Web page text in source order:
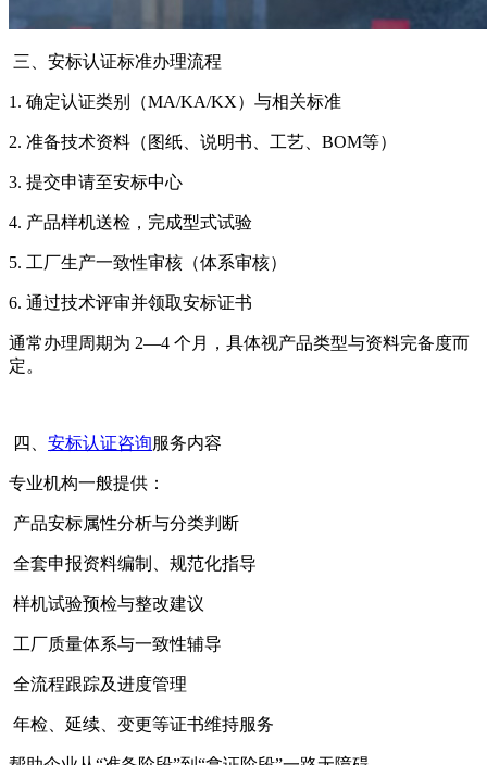
三、安标认证标准办理流程
1. 确定认证类别（MA/KA/KX）与相关标准
2. 准备技术资料（图纸、说明书、工艺、BOM等）
3. 提交申请至安标中心
4. 产品样机送检，完成型式试验
5. 工厂生产一致性审核（体系审核）
6. 通过技术评审并领取安标证书
通常办理周期为 2—4 个月，具体视产品类型与资料完备度而
定。
四、 安标认证咨询服务内容
专业机构一般提供：
产品安标属性分析与分类判断
全套申报资料编制、规范化指导
样机试验预检与整改建议
工厂质量体系与一致性辅导
全流程跟踪及进度管理
年检、延续、变更等证书维持服务